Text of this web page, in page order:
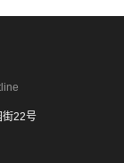
街22号